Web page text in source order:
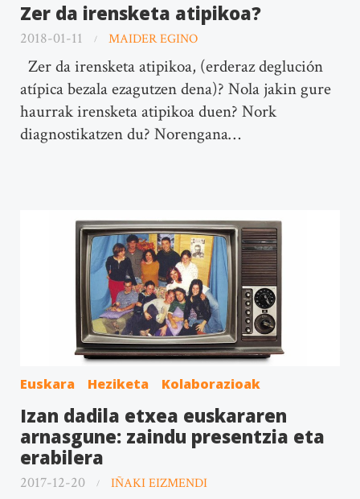
Zer da irensketa atipikoa?
2018-01-11 MAIDER EGINO
Zer da irensketa atipikoa, (erderaz deglución
atípica bezala ezagutzen dena)? Nola jakin gure
haurrak irensketa atipikoa duen? Nork
diagnostikatzen du? Norengana…
Euskara Heziketa Kolaborazioak
Izan dadila etxea euskararen
arnasgune: zaindu presentzia eta
erabilera
2017-12-20 IÑAKI EIZMENDI